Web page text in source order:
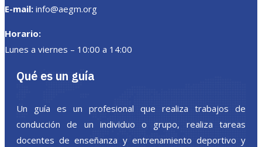
E-mail: info@aegm.org
Horario:
Lunes a viernes – 10:00 a 14:00
Qué es un guía
Un guía es un profesional que realiza trabajos de
conducción de un individuo o grupo, realiza tareas
docentes de enseñanza y entrenamiento deportivo y